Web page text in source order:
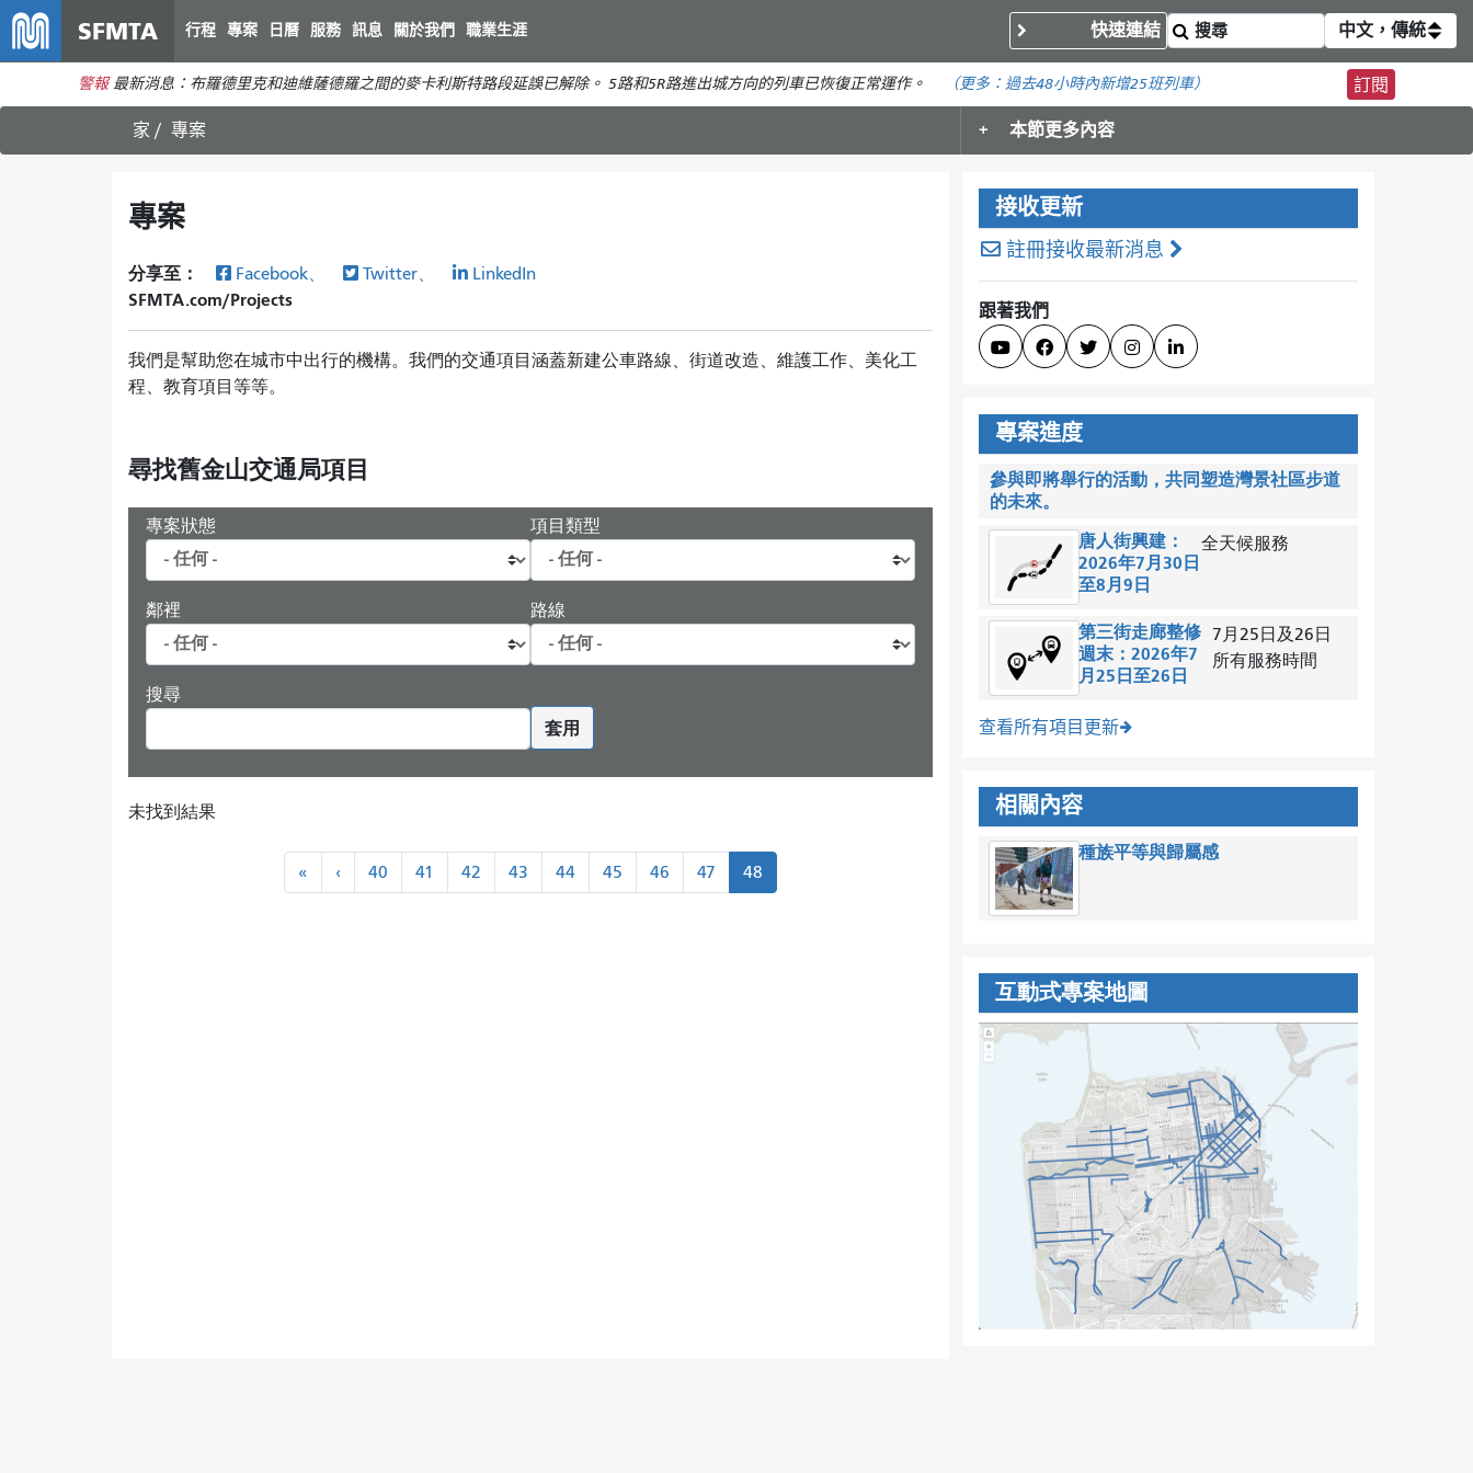
主
要
SFMTA 行程 專案 日曆 服務 訊息 關於我們 職業生涯 快速連結 中文，傳統
警報 最新消息：布羅德里克和迪維薩德羅之間的麥卡利斯特路段延誤已解除。 5路和5R路進出城方向的列車已恢復正常運作。 （更多： 過去48小時內新增25班列車） 訂閱
家 專案 本節更多內容
專案
分享至： Facebook、 Twitter、 LinkedIn
SFMTA.com/Projects
我們是幫助您在城市中出行的機構。我們的交通項目涵蓋新建公車路線、街道改造、維護工作、美化工
程、教育項目等等。
尋找舊金山交通局項目
專案狀態 項目類型
鄰裡 路線
搜尋
套用
未找到結果
««
最
‹←
上
40 41 42 43 44 45 46 47 48
接收更新
註冊接收最新消息
跟著我們
    
專案進度
參與即將舉行的活動，共同塑造灣景社區步道
的未來。
唐人街興建：
2026年7月30日
至8月9日
全天候服務
第三街走廊整修
週末：2026年7
月25日至26日
7月25日及26日
所有服務時間
查看所有項目更新
相關內容
種族平等與歸屬感
互動式專案地圖